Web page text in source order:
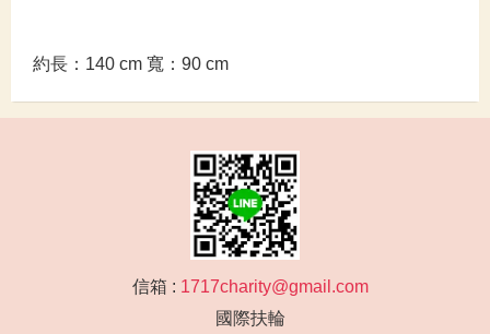
約長：140 cm 寬：90 cm
信箱 : 1717charity@gmail.com
國際扶輪